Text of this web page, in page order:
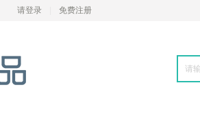
请登录 免费注册